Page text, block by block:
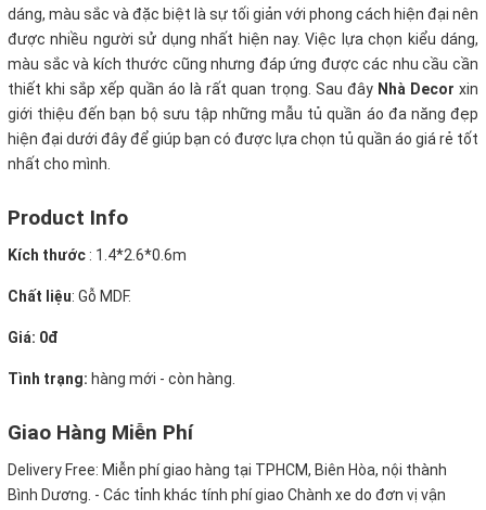
dáng, màu sắc và đặc biệt là sự tối giản với phong cách hiện đại nên
được nhiều người sử dụng nhất hiện nay. Việc lựa chọn kiểu dáng,
màu sắc và kích thước cũng nhưng đáp ứng được các nhu cầu cần
thiết khi sắp xếp quần áo là rất quan trọng. Sau đây Nhà Decor xin
giới thiệu đến bạn bộ sưu tập những mẫu tủ quần áo đa năng đẹp
hiện đại dưới đây để giúp bạn có được lựa chọn tủ quần áo giá rẻ tốt
nhất cho mình.
Product Info
Kích thước : 1.4*2.6*0.6m
Chất liệu: Gỗ MDF.
Giá: 0đ
Tình trạng: hàng mới - còn hàng.
Giao Hàng Miễn Phí
Delivery Free: Miễn phí giao hàng tại TPHCM, Biên Hòa, nội thành
Bình Dương. - Các tỉnh khác tính phí giao Chành xe do đơn vị vận